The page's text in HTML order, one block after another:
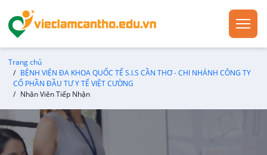
Trang chủ
BỆNH VIỆN ĐA KHOA QUỐC TẾ S.I.S CẦN THƠ - CHI NHÁNH CÔNG TY
CỔ PHẦN ĐẦU TƯ Y TẾ VIỆT CƯỜNG
Nhân Viên Tiếp Nhận